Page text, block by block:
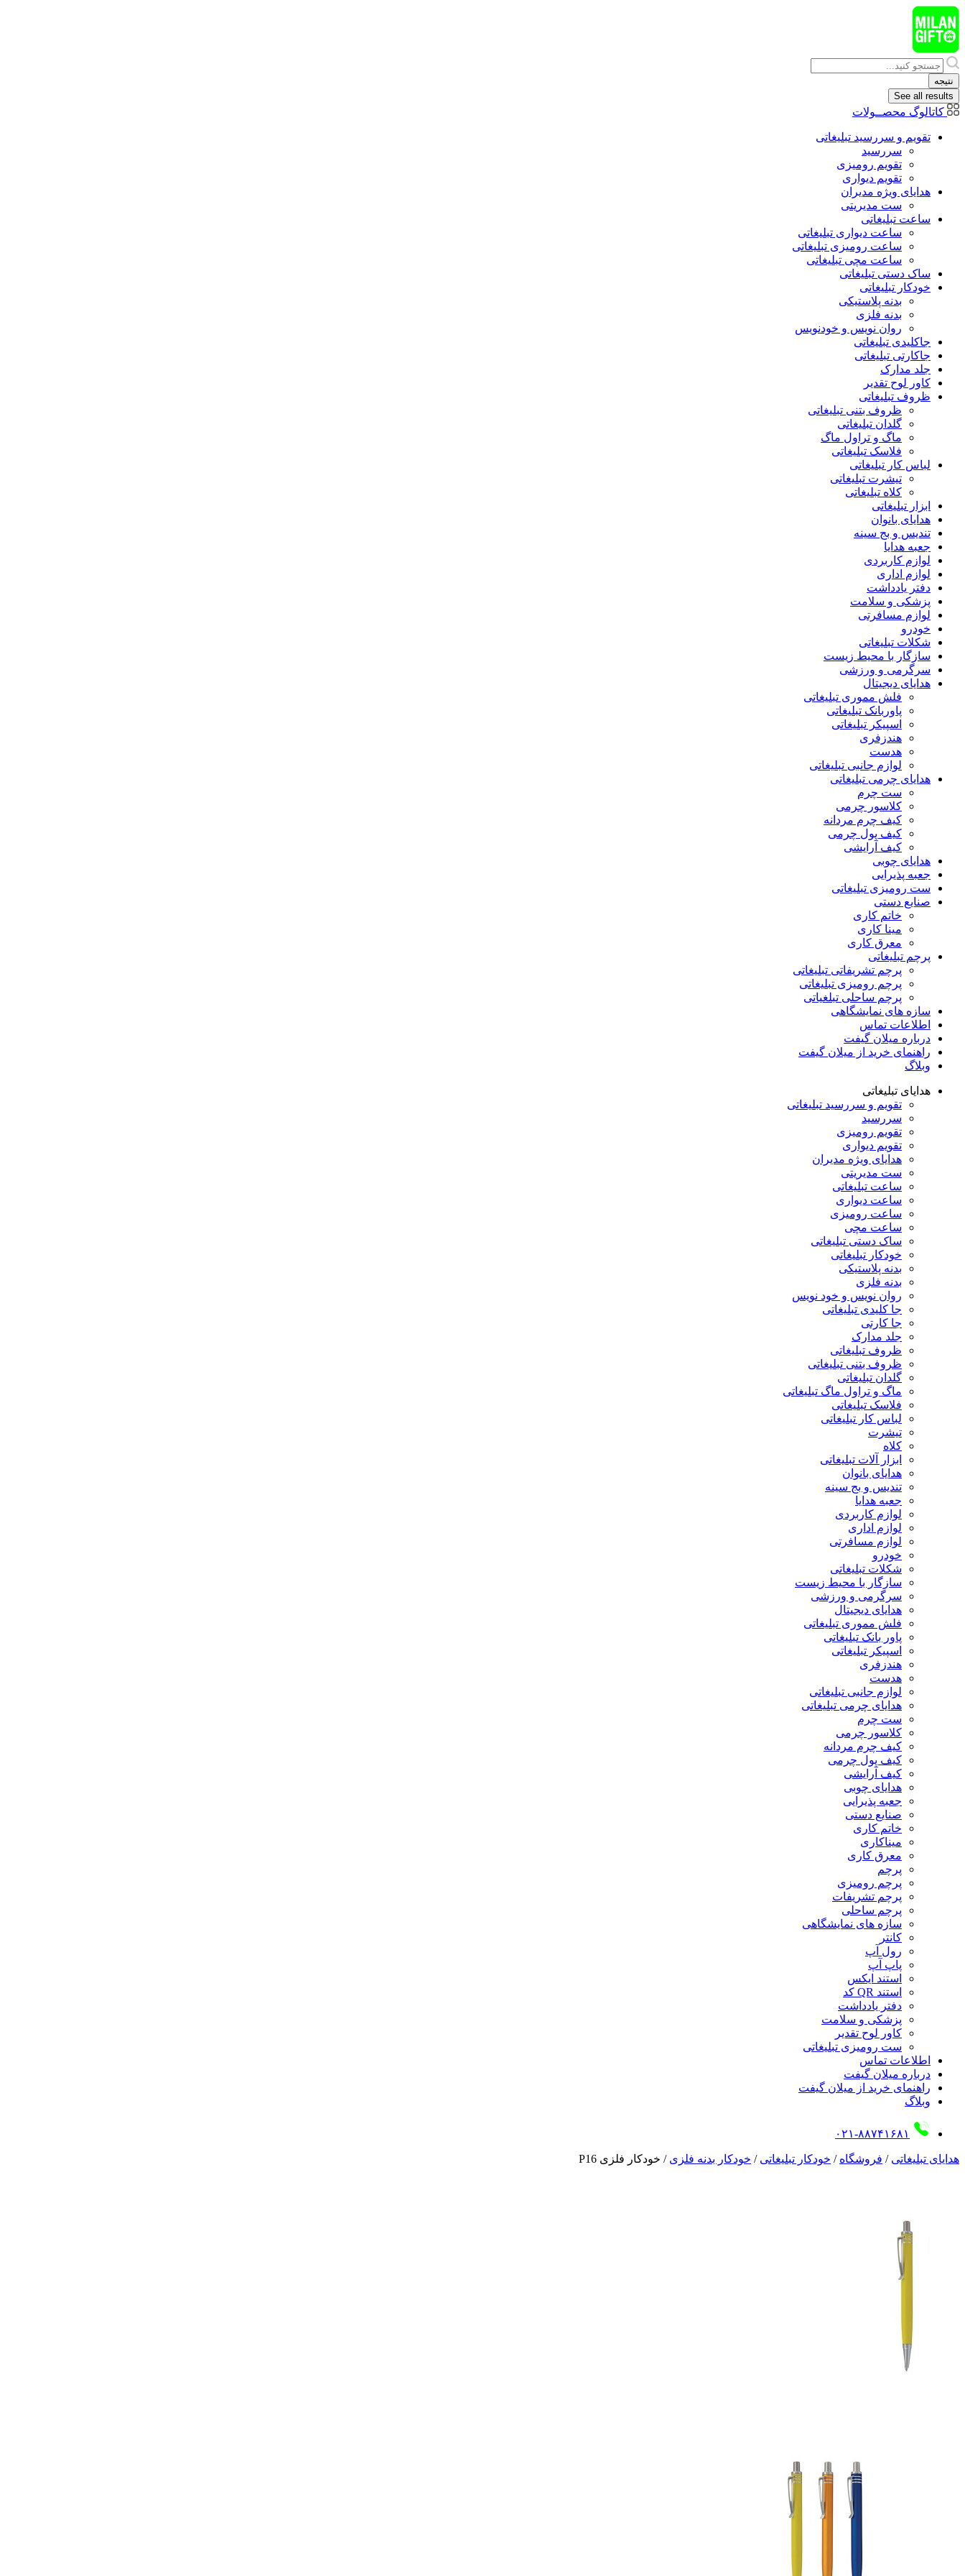
پرش
به
محتوا
Search
...
نتیجه
See all results
کاتالوگ محصــولات
تقویم و سررسید تبلیغاتی
سررسید
تقویم رومیزی
تقویم دیواری
هدایای ويژه مدیران
ست مدیریتی
ساعت تبلیغاتی
ساعت دیواری تبلیغاتی
ساعت رومیزی تبلیغاتی
ساعت مچی تبلیغاتی
ساک دستی تبلیغاتی
خودکار تبلیغاتی
بدنه پلاستیکی
بدنه فلزی
روان نویس و خودنویس
جاکلیدی تبلیغاتی
جاکارتی تبلیغاتی
جلد مدارک
کاور لوح تقدیر
ظروف تبلیغاتی
ظروف بتنی تبلیغاتی
گلدان تبلیغاتی
ماگ و تراول ماگ
فلاسک تبلیغاتی
لباس کار تبلیغاتی
تیشرت تبلیغاتی
کلاه تبلیغاتی
ابزار تبلیغاتی
هدایای بانوان
تندیس و بج سینه
جعبه هدایا
لوازم کاربردی
لوازم اداری
دفتر یادداشت
پزشکی و سلامت
لوازم مسافرتی
خودرو
شکلات تبلیغاتی
سازگار با محیط زیست
سرگرمی و ورزشی
هدایای دیجیتال
فلش مموری تبلیغاتی
پاوربانک تبلیغاتی
اسپیکر تبلیغاتی
هندزفری
هدست
لوازم جانبی تبلیغاتی
هدایای چرمی تبلیغاتی
ست چرم
کلاسور چرمی
کیف چرم مردانه
کیف پول چرمی
کیف آرایشی
هدایای چوبی
جعبه پذیرایی
ست رومیزی تبلیغاتی
صنایع دستی
خاتم کاری
مینا کاری
معرق کاری
پرچم تبلیغاتی
پرچم تشریفاتی تبلیغاتی
پرچم رومیزی تبلیغاتی
پرچم ساحلی تبلغیاتی
سازه های نمایشگاهی
اطلاعات تماس
درباره میلان گیفت
راهنمای خرید از میلان گیفت
وبلاگ
هدایای تبلیغاتی
تقویم و سررسید تبلیغاتی
سررسید
تقویم رومیزی
تقویم دیواری
هدایای ویژه مدیران
ست مدیریتی
ساعت تبلیغاتی
ساعت دیواری
ساعت رومیزی
ساعت مچی
ساک دستی تبلیغاتی
خودکار تبلیغاتی
بدنه پلاستیکی
بدنه فلزی
روان نویس و خود نویس
جا کلیدی تبلیغاتی
جا کارتی
جلد مدارک
ظروف تبلیغاتی
ظروف بتنی تبلیغاتی
گلدان تبلیغاتی
ماگ و تراول ماگ تبلیغاتی
فلاسک تبلیغاتی
لباس کار تبلیغاتی
تیشرت
کلاه
ابزار آلات تبلیغاتی
هدایای بانوان
تندیس و بج سینه
جعبه هدایا
لوازم کاربردی
لوازم اداری
لوازم مسافرتی
خودرو
شکلات تبلیغاتی
سازگار با محیط زیست
سرگرمی و ورزشی
هدایای دیجیتال
فلش مموری تبلیغاتی
پاور بانک تبلیغاتی
اسپیکر تبلیغاتی
هندزفری
هدست
لوازم جانبی تبلیغاتی
هدایای چرمی تبلیغاتی
ست چرم
کلاسور چرمی
کیف چرم مردانه
کیف پول چرمی
کیف آرایشی
هدایای چوبی
جعبه پذیرایی
صنایع دستی
خاتم کاری
میناکاری
معرق کاری
پرچم
پرچم رومیزی
پرچم تشریفات
پرچم ساحلی
سازه های نمایشگاهی
کانتر
رول آپ
پاپ آپ
استند ایکس
استند QR کد
دفتر یادداشت
پزشکی و سلامت
کاور لوح تقدیر
ست رومیزی تبلیغاتی
اطلاعات تماس
درباره میلان گیفت
راهنمای خرید از میلان گیفت
وبلاگ
۰۲۱-۸۸۷۴۱۶۸۱
هدایای تبلیغاتی / فروشگاه / خودکار تبلیغاتی / خودکار بدنه فلزی / خودکار فلزی P16